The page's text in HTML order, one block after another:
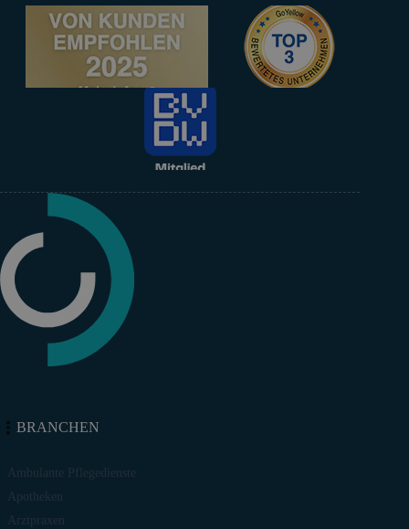
BRANCHEN
Ambulante Pflegedienste
Apotheken
Arztpraxen